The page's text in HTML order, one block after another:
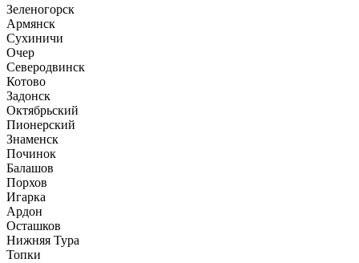
Зеленогорск
Армянск
Сухиничи
Очер
Северодвинск
Котово
Задонск
Октябрьский
Пионерский
Знаменск
Починок
Балашов
Порхов
Игарка
Ардон
Осташков
Нижняя Тура
Топки